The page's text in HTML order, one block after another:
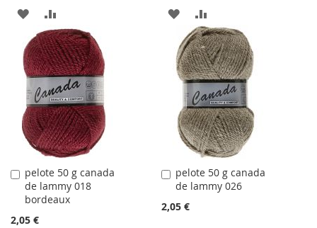
AJOUTER
À
LA
LISTE
D'ACHATS
AU
COMPARATEUR
AJOUTER
À
LA
LISTE
D'ACHATS
AU
COMPARATEUR
pelote 50 g canada
de lammy 018
bordeaux
2,05 €
Ajouter
au
panier
pelote 50 g canada
de lammy 026
2,05 €
Ajouter
au
panier